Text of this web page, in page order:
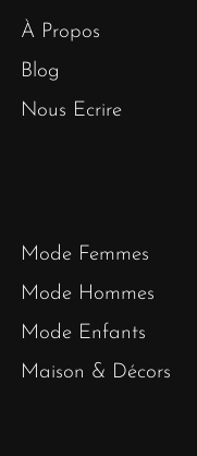
À Propos
Blog
Nous Ecrire
Mode Femmes
Mode Hommes
Mode Enfants
Maison & Décors